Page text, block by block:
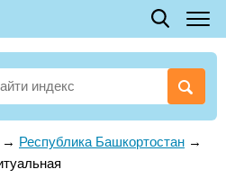
→ Республика Башкортостан →